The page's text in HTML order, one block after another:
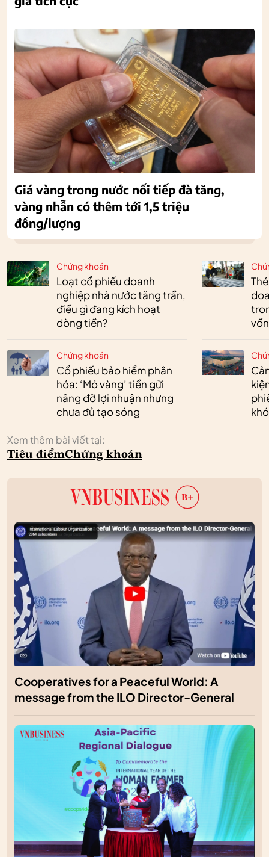
Chứng khoán
Loạt cổ phiếu doanh
nghiệp nhà nước tăng trần,
điều gì đang kích hoạt
dòng tiền?
Chứng khoán
Cổ phiếu bảo hiểm phân
hóa: ‘Mỏ vàng’ tiền gửi
nâng đỡ lợi nhuận nhưng
chưa đủ tạo sóng
vốn
Xem thêm bài viết tại:
Tiêu điểmChứng khoán
Giá vàng trong nước nối tiếp đà tăng,
vàng nhẫn có thêm tới 1,5 triệu
đồng/lượng
Cooperatives for a Peaceful World: A
message from the ILO Director-General